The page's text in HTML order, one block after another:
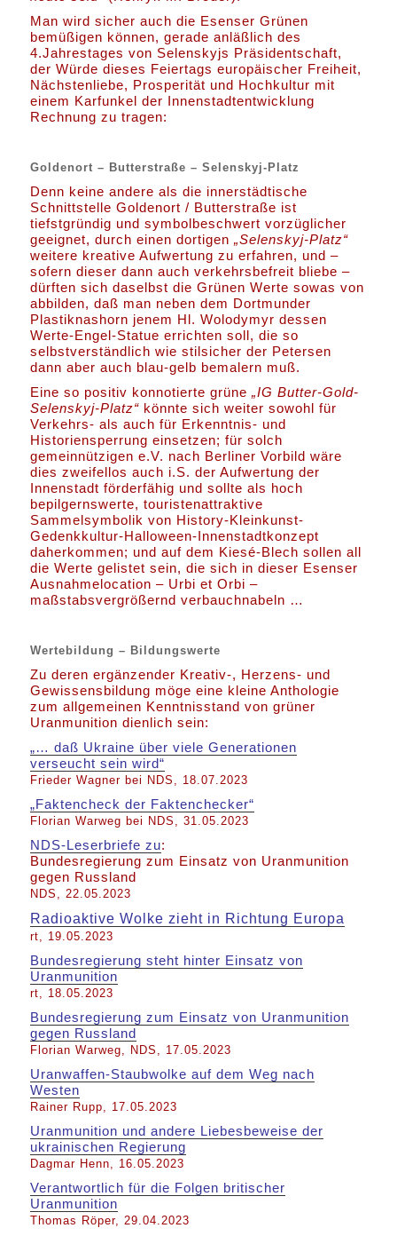
Man wird sicher auch die Esenser Grünen
bemüßigen können, gerade anläßlich des
4.Jahrestages von Selenskyjs Präsidentschaft,
der Würde dieses Feiertags europäischer Freiheit,
Nächstenliebe, Prosperität und Hochkultur mit
einem Karfunkel der Innenstadtentwicklung
Rechnung zu tragen:
Goldenort – Butterstraße – Selenskyj-Platz
Denn keine andere als die innerstädtische
Schnittstelle Goldenort / Butterstraße ist
tiefstgründig und symbolbeschwert vorzüglicher
geeignet, durch einen dortigen„Selenskyj-Platz“
weitere kreative Aufwertung zu erfahren, und –
sofern dieser dann auch verkehrsbefreit bliebe –
dürften sich daselbst die Grünen Werte sowas von
abbilden, daß man neben dem Dortmunder
Plastiknashorn jenem Hl. Wolodymyr dessen
Werte-Engel-Statue errichten soll, die so
selbstverständlich wie stilsicher der Petersen
dann aber auch blau-gelb bemalern muß.
Eine so positiv konnotierte grüne „IG Butter-Gold-
Selenskyj-Platz“ könnte sich weiter sowohl für
Verkehrs- als auch für Erkenntnis- und
Historiensperrung einsetzen; für solch
gemeinnützigen e.V. nach Berliner Vorbild wäre
dies zweifellos auch i.S. der Aufwertung der
Innenstadt förderfähig und sollte als hoch
bepilgernswerte, touristenattraktive
Sammelsymbolik von History-Kleinkunst-
Gedenkkultur-Halloween-Innenstadtkonzept
daherkommen; und auf dem Kiesé-Blech sollen all
die Werte gelistet sein, die sich in dieser Esenser
Ausnahmelocation – Urbi et Orbi –
maßstabsvergrößernd verbauchnabeln …
Wertebildung – Bildungswerte
Zu deren ergänzender Kreativ-, Herzens- und
Gewissensbildung möge eine kleine Anthologie
zum allgemeinen Kenntnisstand von grüner
Uranmunition dienlich sein:
„… daß Ukraine über viele Generationen
verseucht sein wird“
Frieder Wagner bei NDS, 18.07.2023
„Faktencheck der Faktenchecker“
Florian Warweg bei NDS, 31.05.2023
NDS-Leserbriefe zu:
Bundesregierung zum Einsatz von Uranmunition
gegen Russland
NDS, 22.05.2023
Radioaktive Wolke zieht in Richtung Europa
rt, 19.05.2023
Bundesregierung steht hinter Einsatz von
Uranmunition
rt, 18.05.2023
Bundesregierung zum Einsatz von Uranmunition
gegen Russland
Florian Warweg, NDS, 17.05.2023
Uranwaffen-Staubwolke auf dem Weg nach
Westen
Rainer Rupp, 17.05.2023
Uranmunition und andere Liebesbeweise der
ukrainischen Regierung
Dagmar Henn, 16.05.2023
Verantwortlich für die Folgen britischer
Uranmunition
Thomas Röper, 29.04.2023